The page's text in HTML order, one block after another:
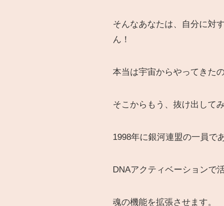
そんなあなたは、自分に対
ん！
本当は宇宙からやってきた
そこからもう、抜け出して
1998年に銀河連盟の一員で
DNAアクティベーションで
魂の機能を拡張させます。